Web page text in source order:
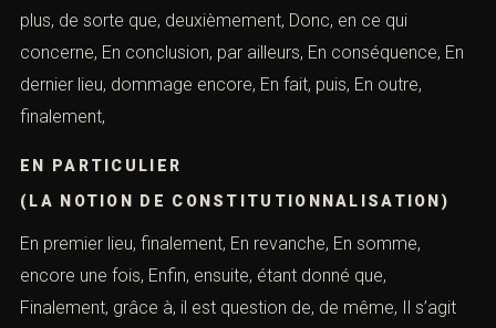
c’est ainsi que, c’est pour cela que, par ailleurs, c’est
pourquoi, Considérons, Contraste, D’autant plus, d’après,
de ce fait, de façon, manière que,
(LA NOTION DE CONSTITUTIONNALISATION)
De même, enfin, de nouveaude plus, en dernier lieu, De
plus, de sorte que, deuxièmement, Donc, en ce qui
concerne, En conclusion, par ailleurs, En conséquence,
En dernier lieu, dommage encore, En fait, puis, En outre,